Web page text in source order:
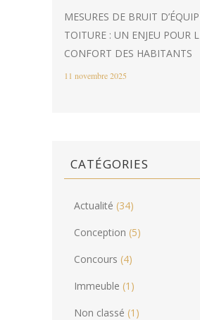
MESURES DE BRUIT
TOITURE : UN ENJEU POUR
CONFORT DES HABITANTS
11 novembre 2025
CATÉGORIES
Actualité (34)
Conception (5)
Concours (4)
Immeuble (1)
Non classé (1)